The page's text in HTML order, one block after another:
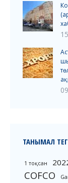
ТАНЫМАЛ
1 тоқсан
COFCO